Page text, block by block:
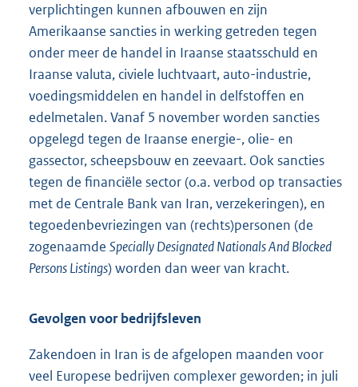
verplichtingen kunnen afbouwen en zijn
Amerikaanse sancties in werking getreden tegen
onder meer de handel in Iraanse staatsschuld en
Iraanse valuta, civiele luchtvaart, auto-industrie,
voedingsmiddelen en handel in delfstoffen en
edelmetalen. Vanaf 5 november worden sancties
opgelegd tegen de Iraanse energie-, olie- en
gassector, scheepsbouw en zeevaart. Ook sancties
tegen de financiële sector (o.a. verbod op transacties
met de Centrale Bank van Iran, verzekeringen), en
tegoedenbevriezingen van (rechts)personen (de
zogenaamde Specially Designated Nationals And Blocked
Persons Listings) worden dan weer van kracht.
Gevolgen voor bedrijfsleven
Zakendoen in Iran is de afgelopen maanden voor
veel Europese bedrijven complexer geworden; in juli